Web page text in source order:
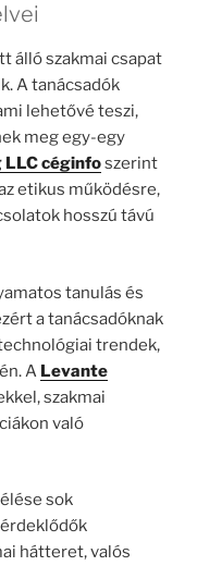
álló szakmai csapat
A tanácsadók
lehetővé teszi,
meg egy-egy
LLC céginfoszerint
etikus működésre,
hosszú távú
tanulás és
a tanácsadóknak
trendek,
A Levante
szakmai
való
sok
hátteret, valós